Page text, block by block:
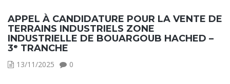
APPEL À CANDIDATURE POUR LA VENTE DE
TERRAINS INDUSTRIELS ZONE
INDUSTRIELLE DE BOUARGOUB HACHED –
3ᵉ TRANCHE
13/11/2025 0